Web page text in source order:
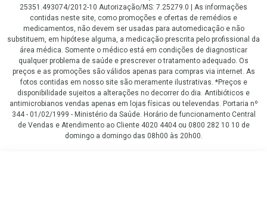
25351.493074/2012-10 Autorização/MS: 7.25279.0 | As informações
contidas neste site, como promoções e ofertas de remédios e
medicamentos, não devem ser usadas para automedicação e não
substituem, em hipótese alguma, a medicação prescrita pelo profissional da
área médica. Somente o médico está em condições de diagnosticar
qualquer problema de saúde e prescrever o tratamento adequado. Os
preços e as promoções são válidos apenas para compras via internet. As
fotos contidas em nosso site são meramente ilustrativas. *Preços e
disponibilidade sujeitos a alterações no decorrer do dia. Antibióticos e
antimicrobianos vendas apenas em lojas físicas ou televendas. Portaria nº
344 - 01/02/1999 - Ministério da Saúde. Horário de funcionamento Central
de Vendas e Atendimento ao Cliente 4020 4404 ou 0800 282 10 10 de
domingo a domingo das 08h00 às 20h00.